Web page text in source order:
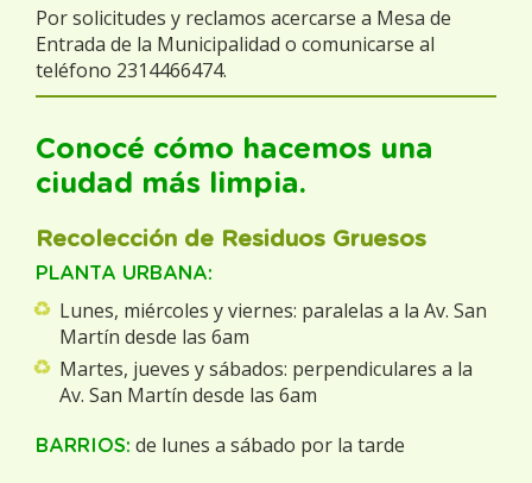
Por solicitudes y reclamos acercarse a Mesa de
Entrada de la Municipalidad o comunicarse al
teléfono 2314466474.
Conocé cómo hacemos una
ciudad más limpia.
Recolección de Residuos Gruesos
PLANTA URBANA:
Lunes, miércoles y viernes: paralelas a la Av. San
Martín desde las 6am
Martes, jueves y sábados: perpendiculares a la
Av. San Martín desde las 6am
BARRIOS: de lunes a sábado por la tarde